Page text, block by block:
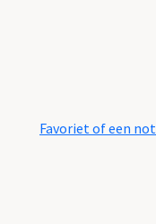
Favoriet of een